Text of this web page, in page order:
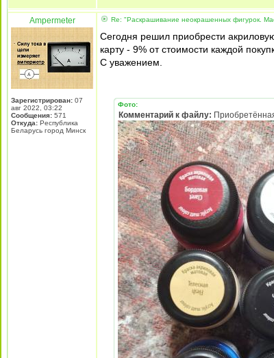
Ampermeter
Зарегистрирован: 07
авг 2022, 03:22
Сообщения: 571
Откуда: Республика
Беларусь город Минск
Re: "Раскрашивание неокрашенных фигурок.
Сегодня решил приобрести
карту - 9% от стоимости каждой
С уважением.
Фото:
Комментарий к файлу: